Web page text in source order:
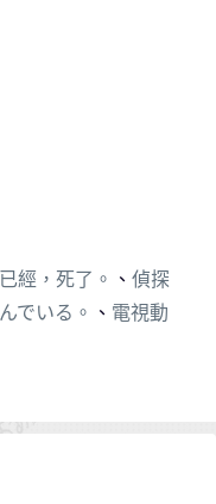
經，死了。 、 偵探
でいる。 、 電視動